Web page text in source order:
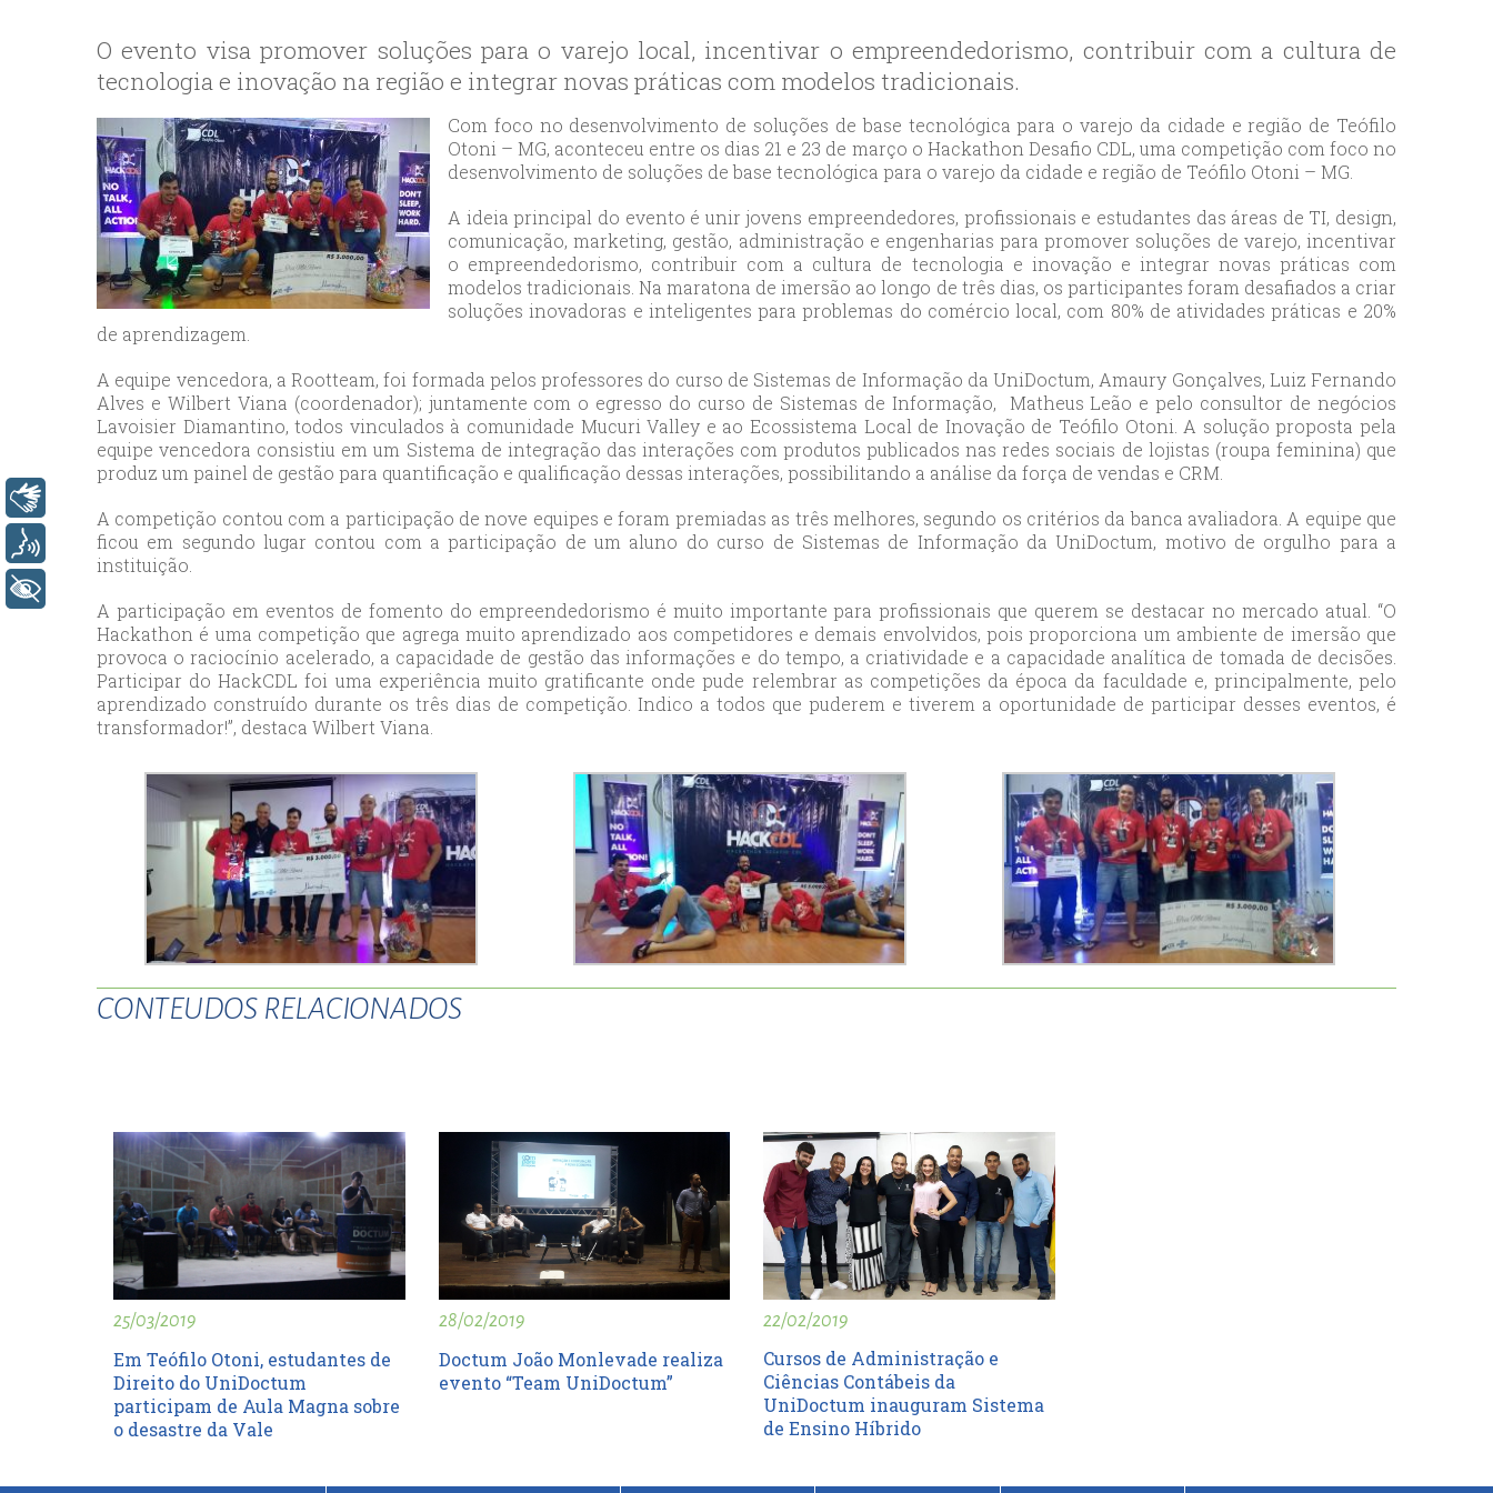
avcılar
escort
bagcılar
escort
beylikduzu
escort
bahcesehir
escort
umraniye
escort
sisli
escort
esenyurt
escort
escort
istanbul
O evento visa promover soluções para o varejo local, incentivar o empreendedorismo, contribuir com a cultura de
tecnologia e inovação na região e integrar novas práticas com modelos tradicionais.
Com foco no desenvolvimento de soluções de base tecnológica para o varejo da cidade e região de Teófilo
Otoni – MG, aconteceu entre os dias 21 e 23 de março o Hackathon Desafio CDL, uma competição com foco no
desenvolvimento de soluções de base tecnológica para o varejo da cidade e região de Teófilo Otoni – MG.
A ideia principal do evento é unir jovens empreendedores, profissionais e estudantes das áreas de TI, design,
comunicação, marketing, gestão, administração e engenharias para promover soluções de varejo, incentivar
o empreendedorismo, contribuir com a cultura de tecnologia e inovação e integrar novas práticas com
modelos tradicionais. Na maratona de imersão ao longo de três dias, os participantes foram desafiados a criar
soluções inovadoras e inteligentes para problemas do comércio local, com 80% de atividades práticas e 20%
de aprendizagem.
A equipe vencedora, a Rootteam, foi formada pelos professores do curso de Sistemas de Informação da UniDoctum, Amaury Gonçalves, Luiz Fernando
Alves e Wilbert Viana (coordenador); juntamente com o egresso do curso de Sistemas de Informação, Matheus Leão e pelo consultor de negócios
Lavoisier Diamantino, todos vinculados à comunidade Mucuri Valley e ao Ecossistema Local de Inovação de Teófilo Otoni. A solução proposta pela
equipe vencedora consistiu em um Sistema de integração das interações com produtos publicados nas redes sociais de lojistas (roupa feminina) que
produz um painel de gestão para quantificação e qualificação dessas interações, possibilitando a análise da força de vendas e CRM.
A competição contou com a participação de nove equipes e foram premiadas as três melhores, segundo os critérios da banca avaliadora. A equipe que
ficou em segundo lugar contou com a participação de um aluno do curso de Sistemas de Informação da UniDoctum, motivo de orgulho para a
instituição.
A participação em eventos de fomento do empreendedorismo é muito importante para profissionais que querem se destacar no mercado atual. “O
Hackathon é uma competição que agrega muito aprendizado aos competidores e demais envolvidos, pois proporciona um ambiente de imersão que
provoca o raciocínio acelerado, a capacidade de gestão das informações e do tempo, a criatividade e a capacidade analítica de tomada de decisões.
Participar do HackCDL foi uma experiência muito gratificante onde pude relembrar as competições da época da faculdade e, principalmente, pelo
aprendizado construído durante os três dias de competição. Indico a todos que puderem e tiverem a oportunidade de participar desses eventos, é
transformador!”, destaca Wilbert Viana.
CONTEUDOS RELACIONADOS
25/03/2019
Em Teófilo Otoni, estudantes de
Direito do UniDoctum
participam de Aula Magna sobre
o desastre da Vale
28/02/2019
Doctum João Monlevade realiza
evento “Team UniDoctum”
22/02/2019
Cursos de Administração e
Ciências Contábeis da
UniDoctum inauguram Sistema
de Ensino Híbrido